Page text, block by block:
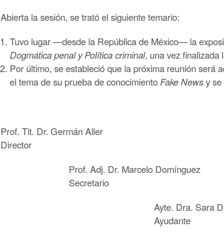
Abierta la sesión, se trató el siguiente temario:
Tuvo lugar —desde la República de México— la
Dogmática penal y Política criminal, una vez finalizada
Por último, se estableció que la próxima reunión será
el tema de su prueba de conocimiento Fake Newsy
Prof. Tit. Dr. Germán Aller
Director
Prof. Adj. Dr. Marcelo Domínguez
Secretario
Ayte. Dra. Sara
Ayudante